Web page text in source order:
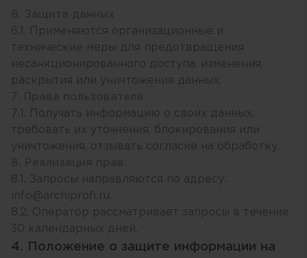
6.1. Применяются организационные и
технические меры для предотвращения
несанкционированного доступа, изменения,
раскрытия или уничтожения данных.
7.1. Получать информацию о своих данных,
требовать их уточнения, блокирования или
уничтожения, отзывать согласие на обработку.
8.1. Запросы направляются по адресу:
info@archiprofi . ru.
8.2. Оператор рассматривает запросы в течение
30 календарных дней.
4. Положение о защите информации на